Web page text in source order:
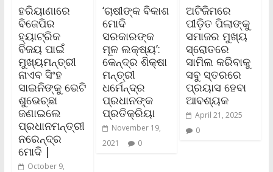
ହରିୟାଣାରେ
ବିଜେପିର
ହ୍ୟାଟ୍ରିକ
ବିଜୟ ପାଇଁ
ମୁଖ୍ୟମନ୍ତ୍ରୀ
ନାଏବ ସିଂହ
ସାଇନିଙ୍କୁ ଭେଟି
ଶୁଭେଚ୍ଛା
ଜଣାଇଲେ
ପ୍ରଧାନମନ୍ତ୍ରୀ
ନରେନ୍ଦ୍ର
ମୋଦି |
October 9,
‘ଚାଷୀଙ୍କ ବିକାଶ
ମୋଦି
ସରକାରଙ୍କ
ମୂଳ ଲକ୍ଷ୍ୟ’:
କେନ୍ଦ୍ର ଶିକ୍ଷା
ମନ୍ତ୍ରୀ
ଧର୍ମେନ୍ଦ୍ର
ପ୍ରଧାନଙ୍କ
ପ୍ରତିକ୍ରିୟା
November 19,
2021
0
ଅଟିଜିମ‌ରେ
ପୀଡ଼ିତ ପିଲାଙ୍କୁ
ସମାଜର ମୁଖ୍ୟ
ସ୍ରୋତରେ
ସାମିଲ କରିବାକୁ
ସବୁ ସ୍ତରରେ
ପ୍ରୟାସ ହେବା
ଆବଶ୍ୟକ
April 21, 2025
0